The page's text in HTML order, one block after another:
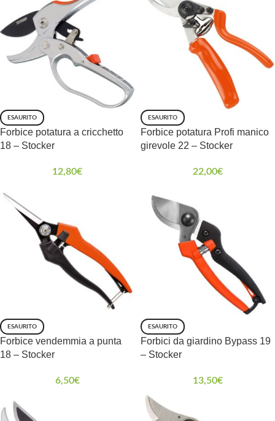
ESAURITO
Forbice potatura a cricchetto
18 – Stocker
12,80€
ESAURITO
Forbice potatura Profi manico
girevole 22 – Stocker
22,00€
ESAURITO
Forbice vendemmia a punta
18 – Stocker
6,50€
ESAURITO
Forbici da giardino Bypass 19
– Stocker
13,50€